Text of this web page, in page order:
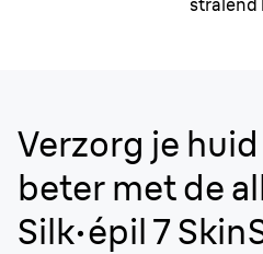
stralend
Verzorg je
beter met de
Silk·épil 7